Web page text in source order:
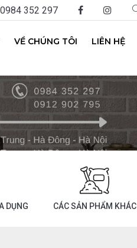
352 297
VỀ CHÚNG TÔI LIÊN HỆ
DỤNG CÁC SẢN PHẨM KHÁC